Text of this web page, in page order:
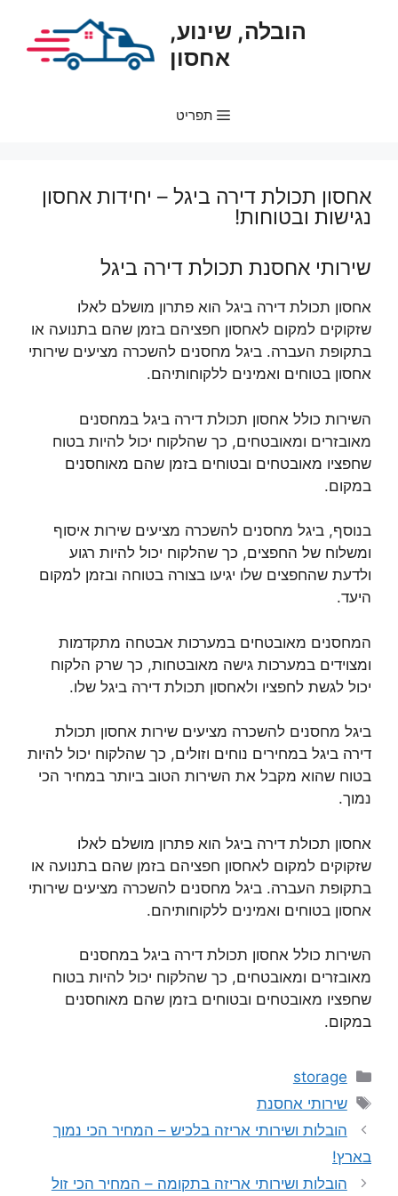
הובלה, שינוע,
אחסון
תפריט
אחסון תכולת דירה ביגל – יחידות אחסון
נגישות ובטוחות!
שירותי אחסנת תכולת דירה ביגל
אחסון תכולת דירה ביגל הוא פתרון מושלם לאלו
שזקוקים למקום לאחסון חפציהם בזמן שהם בתנועה או
בתקופת העברה. ביגל מחסנים להשכרה מציעים שירותי
אחסון בטוחים ואמינים ללקוחותיהם.
השירות כולל אחסון תכולת דירה ביגל במחסנים
מאובזרים ומאובטחים, כך שהלקוח יכול להיות בטוח
שחפציו מאובטחים ובטוחים בזמן שהם מאוחסנים
במקום.
בנוסף, ביגל מחסנים להשכרה מציעים שירות איסוף
ומשלוח של החפצים, כך שהלקוח יכול להיות רגוע
ולדעת שהחפצים שלו יגיעו בצורה בטוחה ובזמן למקום
היעד.
המחסנים מאובטחים במערכות אבטחה מתקדמות
ומצוידים במערכות גישה מאובטחות, כך שרק הלקוח
יכול לגשת לחפציו ולאחסון תכולת דירה ביגל שלו.
ביגל מחסנים להשכרה מציעים שירות אחסון תכולת
דירה ביגל במחירים נוחים וזולים, כך שהלקוח יכול להיות
בטוח שהוא מקבל את השירות הטוב ביותר במחיר הכי
נמוך.
אחסון תכולת דירה ביגל הוא פתרון מושלם לאלו
שזקוקים למקום לאחסון חפציהם בזמן שהם בתנועה או
בתקופת העברה. ביגל מחסנים להשכרה מציעים שירותי
אחסון בטוחים ואמינים ללקוחותיהם.
השירות כולל אחסון תכולת דירה ביגל במחסנים
מאובזרים ומאובטחים, כך שהלקוח יכול להיות בטוח
שחפציו מאובטחים ובטוחים בזמן שהם מאוחסנים
במקום.
קטגוריות
storage
תגיות
שירותי אחסנת
הובלות ושירותי אריזה בלכיש – המחיר הכי נמוך
בארץ!
הובלות ושירותי אריזה בתקומה – המחיר הכי זול